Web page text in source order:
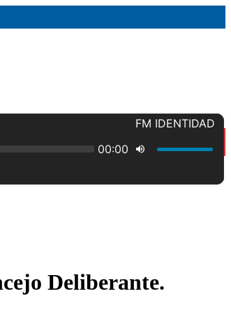
Deliberante.